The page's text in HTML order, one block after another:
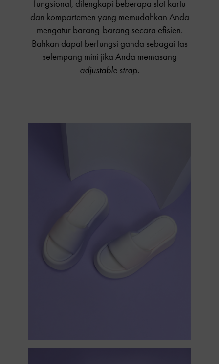
fungsional, dilengkapi beberapa slot kartu
dan kompartemen yang memudahkan Anda
mengatur barang-barang secara efisien.
Bahkan dapat berfungsi ganda sebagai tas
selempang mini jika Anda memasang
adjustable strap.